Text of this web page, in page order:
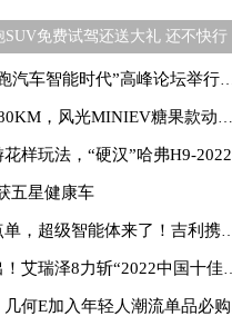
SUV免费试驾还送大礼 还不快行
能时代”高峰论坛举行，探讨智慧出行发展与创新
，风光MINIEV糖果款动力曝光
玩法，“硬汉”哈弗H9-2022款陪你去旅行
五星健康车
级智能体来了！吉利携生态伙伴亮相WAIC
斩“2022中国十佳车身评选”大奖，再次掌握“流量密码”
何E加入年轻人潮流单品必购清单